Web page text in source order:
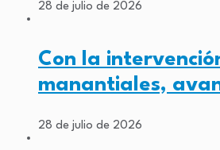
28 de julio de 2026
Con la
manantiales,
28 de julio de 2026